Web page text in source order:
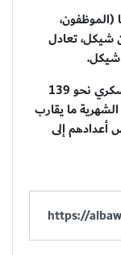
(الموظفون،
الرواتب) قرابة 945 مليون شيكل، تعادل
شيكل.
ويصل عدد الموظفيين بشقيهم المدني والعسكري نحو 139
ما يقارب
أعدادهم إلى